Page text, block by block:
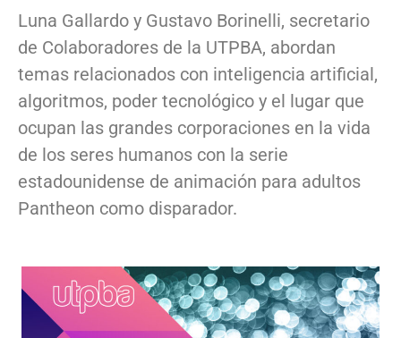
Luna Gallardo y Gustavo Borinelli, secretario
de Colaboradores de la UTPBA, abordan
temas relacionados con inteligencia artificial,
algoritmos, poder tecnológico y el lugar que
ocupan las grandes corporaciones en la vida
de los seres humanos con la serie
estadounidense de animación para adultos
Pantheon como disparador.